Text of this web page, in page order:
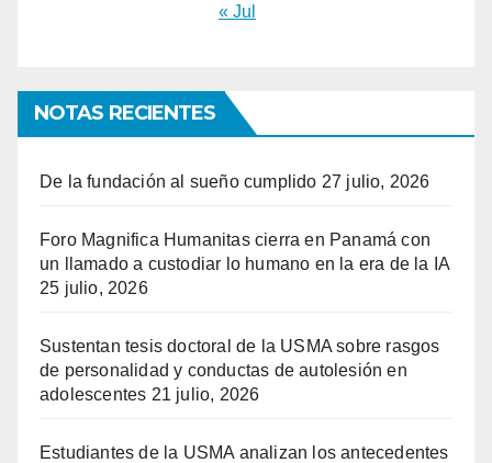
« Jul
NOTAS RECIENTES
De la fundación al sueño cumplido 27 julio, 2026
Foro Magnifica Humanitas cierra en Panamá con
un llamado a custodiar lo humano en la era de la IA
25 julio, 2026
Sustentan tesis doctoral de la USMA sobre rasgos
de personalidad y conductas de autolesión en
adolescentes 21 julio, 2026
Estudiantes de la USMA analizan los antecedentes